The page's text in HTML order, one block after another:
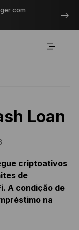
com
Loan
criptoativos
de
A condição de
na